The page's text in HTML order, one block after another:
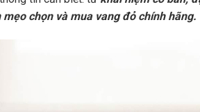
chọn và mua vang đỏ chính hãng.